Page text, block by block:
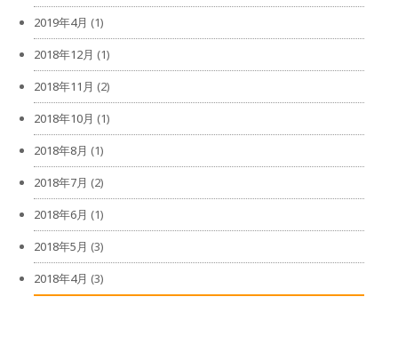
2019年4月 (1)
2018年12月 (1)
2018年11月 (2)
2018年10月 (1)
2018年8月 (1)
2018年7月 (2)
2018年6月 (1)
2018年5月 (3)
2018年4月 (3)